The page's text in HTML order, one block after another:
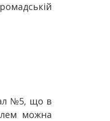
№5, що в
можна